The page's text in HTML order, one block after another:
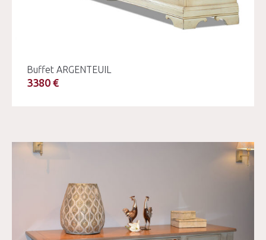
Buffet ARGENTEUIL
3380 €